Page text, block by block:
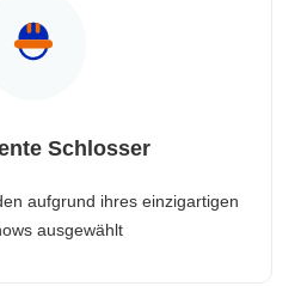
Schlosser
aufgrund ihres einzigartigen
ausgewählt